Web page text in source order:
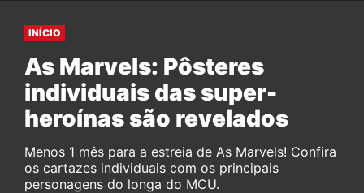
INÍCIO
As Marvels: Pôsteres
individuais das super-
heroínas são revelados
Menos 1 mês para a estreia de As Marvels! Confira
os cartazes individuais com os principais
personagens do longa do MCU.